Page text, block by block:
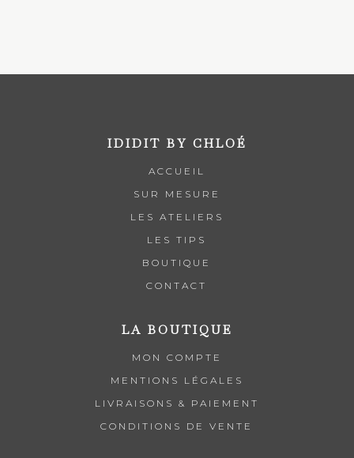
IDIDIT BY CHLOÉ
ACCUEIL
SUR MESURE
LES ATELIERS
LES TIPS
BOUTIQUE
CONTACT
LA BOUTIQUE
MON COMPTE
MENTIONS LÉGALES
LIVRAISONS & PAIEMENT
CONDITIONS DE VENTE